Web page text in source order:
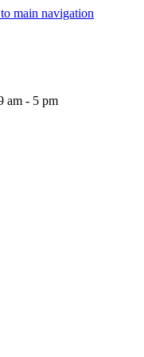
main navigation
am - 5 pm